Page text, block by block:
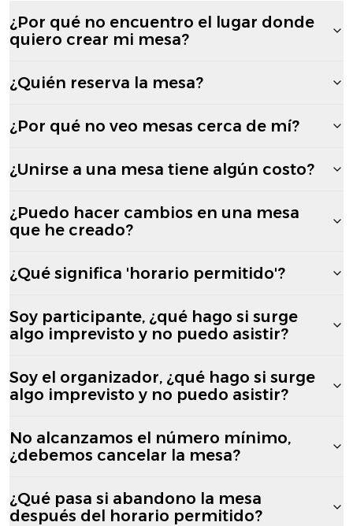
¿Por qué no encuentro el lugar donde
quiero crear mi mesa?
¿Quién reserva la mesa?
¿Por qué no veo mesas cerca de mí?
¿Unirse a una mesa tiene algún costo?
¿Puedo hacer cambios en una mesa
que he creado?
¿Qué significa 'horario permitido'?
Soy participante, ¿qué hago si surge
algo imprevisto y no puedo asistir?
Soy el organizador, ¿qué hago si surge
algo imprevisto y no puedo asistir?
No alcanzamos el número mínimo,
¿debemos cancelar la mesa?
¿Qué pasa si abandono la mesa
después del horario permitido?